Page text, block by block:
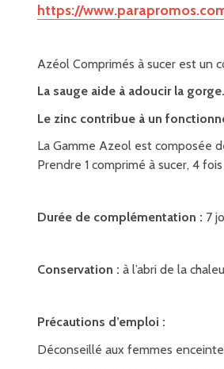
https://
Azéol Comprimés à sucer est un
La sauge aide à adoucir la gorge.
Le zinc contribue à un
La Gamme Azeol est composée
Prendre 1 comprimé à sucer, 4
Durée de complémentation : 7
Conservation : à l’abri de la
Précautions d’emploi :
Déconseillé aux femmes